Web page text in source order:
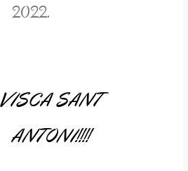
2022.
VISCA SANT
ANTONI!!!!